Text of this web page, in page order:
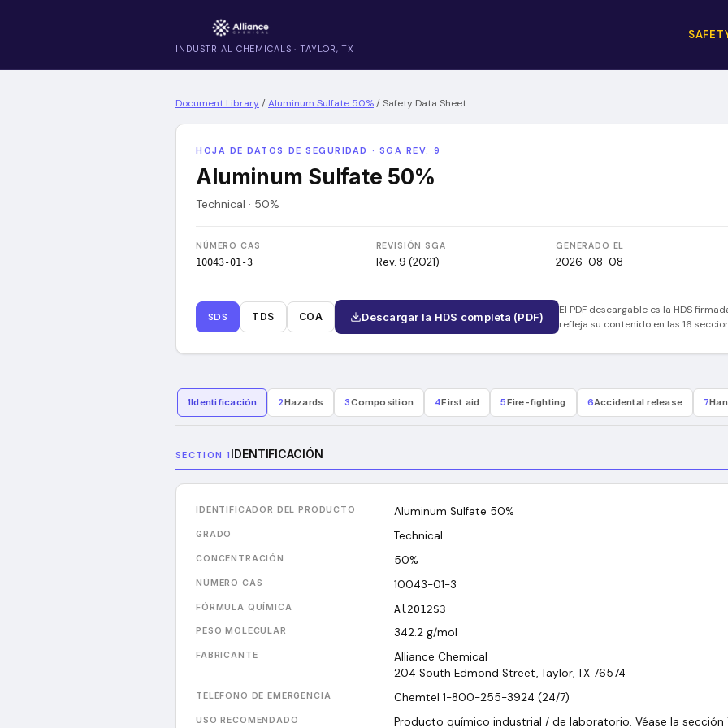
INDUSTRIAL CHEMICALS · TAYLOR, TX
Document Library/Aluminum Sulfate 50%/Safety Data Sheet
HOJA DE DATOS DE SEGURIDAD · SGA REV. 9
Aluminum Sulfate 50%
Technical · 50%
NÚMERO CAS
10043-01-3
REVISIÓN SGA
Rev. 9 (2021)
GENERADO EL
2026-08-08
SDS TDS COA Descargar la HDS completa (PDF)
El PDF descargable es la HDS
refleja su contenido en las 16
1Identificación 2Hazards 3Composition 4First aid 5Fire-fighting 6Accidental release 7
SECTION 1 IDENTIFICACIÓN
IDENTIFICADOR DEL PRODUCTO Aluminum Sulfate 50%
GRADO Technical
CONCENTRACIÓN 50%
NÚMERO CAS 10043-01-3
FÓRMULA QUÍMICA Al2O12S3
PESO MOLECULAR 342.2 g/mol
FABRICANTE
Alliance Chemical
204 South Edmond Street, Taylor, TX 76574
TELÉFONO DE EMERGENCIA Chemtel 1-800-255-3924 (24/7)
USO RECOMENDADO Producto químico industrial / de laboratorio. Véase la sección